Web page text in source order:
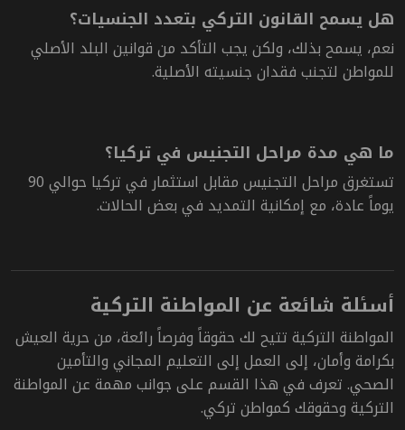
هل يسمح القانون التركي بتعدد الجنسيات؟
نعم، يسمح بذلك، ولكن يجب التأكد من قوانين البلد الأصلي
للمواطن لتجنب فقدان جنسيته الأصلية.
ما هي مدة مراحل التجنيس في تركيا؟
تستغرقمراحل التجنيس مقابل استثمار في تركيا
حوالي 90
يوماً عادة، مع إمكانية التمديد في بعض الحالات.
أسئلة شائعة عن المواطنة التركية
المواطنة التركية تتيح لك حقوقاً وفرصاً رائعة، من حرية العيش
بكرامة وأمان، إلى العمل إلى التعليم المجاني والتأمين
الصحي. تعرف في هذا القسم على جوانب مهمة عن المواطنة
التركية وحقوقك كمواطن تركي.